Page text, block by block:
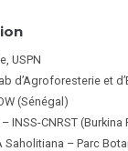
USPN
d’Agroforesterie et
(Sénégal)
INSS-CNRST (Burkina
Saholitiana – Parc